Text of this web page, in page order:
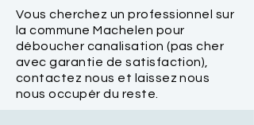
Vous cherchez un professionnel sur
la commune Machelen pour
déboucher canalisation (pas cher
avec garantie de satisfaction),
contactez nous et laissez nous
nous occupér du reste.